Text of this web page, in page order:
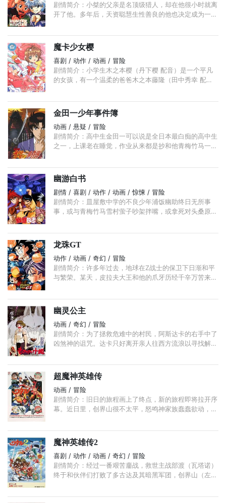
剧情简介：小桀的父亲是名顶级猎人，却在他很小时就离
开了他。多年后，天资聪慧生性善良的他也决定成为一名
魔卡少女樱
喜剧 / 动作 / 动画 / 冒险
剧情简介：小学生木之本樱（丹下樱 配音）是一个平凡
的女孩，有一个温柔的爸爸木之本藤隆（田中秀幸 配
金田一少年事件簿
动画 / 悬疑 / 冒险
剧情简介：高中生金田一可以说是全日本最白痴的高中生
之一，上课老在睡觉，作业从来都是抄和他青梅竹马一起
头脑。 ...
幽游白书
剧情 / 喜剧 / 动作 / 动画 / 惊悚 / 冒险
剧情简介：皿屋敷中学的不良少年浦饭幽助终日无所事
事，或与青梅竹马雪村萤子吵架拌嘴，或拿死对头桑原和
龙珠GT
动作 / 动画 / 奇幻 / 冒险
剧情简介：许多年过去，地球在Z战士的保卫下日渐和平
与繁荣。某天，皮拉夫大王和他的爪牙历经千辛万苦来到
幽灵公主
动画 / 奇幻 / 冒险
剧情简介：为了拯救危难中的村民，阿斯达卡的右手中了
凶煞神的诅咒。达卡只好离开亲人往西方流浪以寻找解除
超魔神英雄传
动画 / 冒险
剧情简介：旧日的旅程画上了终点，新的旅程即将拉开序
幕。近日里，创界山很不太平，怒鸣神家族蠢蠢欲动，开
魔神英雄传2
喜剧 / 动作 / 动画 / 奇幻 / 冒险
剧情简介：经过一番艰苦鏖战，救世主战部渡（瓦塔诺）
终于和伙伴们打败了多古达及其暗黑军团，创界山（左开